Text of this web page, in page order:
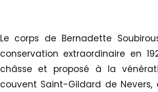
Le corps de Bernadette
conservation extraordinaire en
châsse et proposé à la
couvent Saint-Gildard de